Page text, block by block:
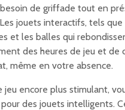
de griffade tout en
jouets interactifs, tels que
et les balles qui
des heures de jeu et de
même en votre absence.
jeu encore plus stimulant,
des jouets intelligents.